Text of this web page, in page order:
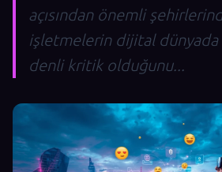
açısından önemli
işletmelerin dijital dünyada
denli kritik olduğunu...